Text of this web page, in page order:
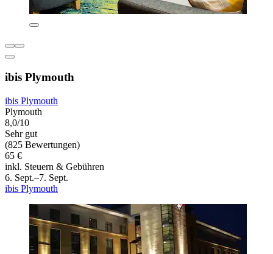
ibis Plymouth
ibis Plymouth
Plymouth
8,0/10
Sehr gut
(825 Bewertungen)
65 €
inkl. Steuern & Gebühren
6. Sept.–7. Sept.
ibis Plymouth